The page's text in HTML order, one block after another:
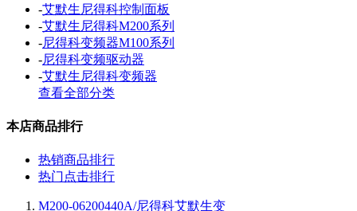
-艾默生尼得科控制面板
-艾默生尼得科M200系列
-尼得科变频器M100系列
-尼得科变频驱动器
-艾默生尼得科变频器
查看全部分类
本店商品排行
热销商品排行
热门点击排行
M200-06200440A/尼得科艾默生变